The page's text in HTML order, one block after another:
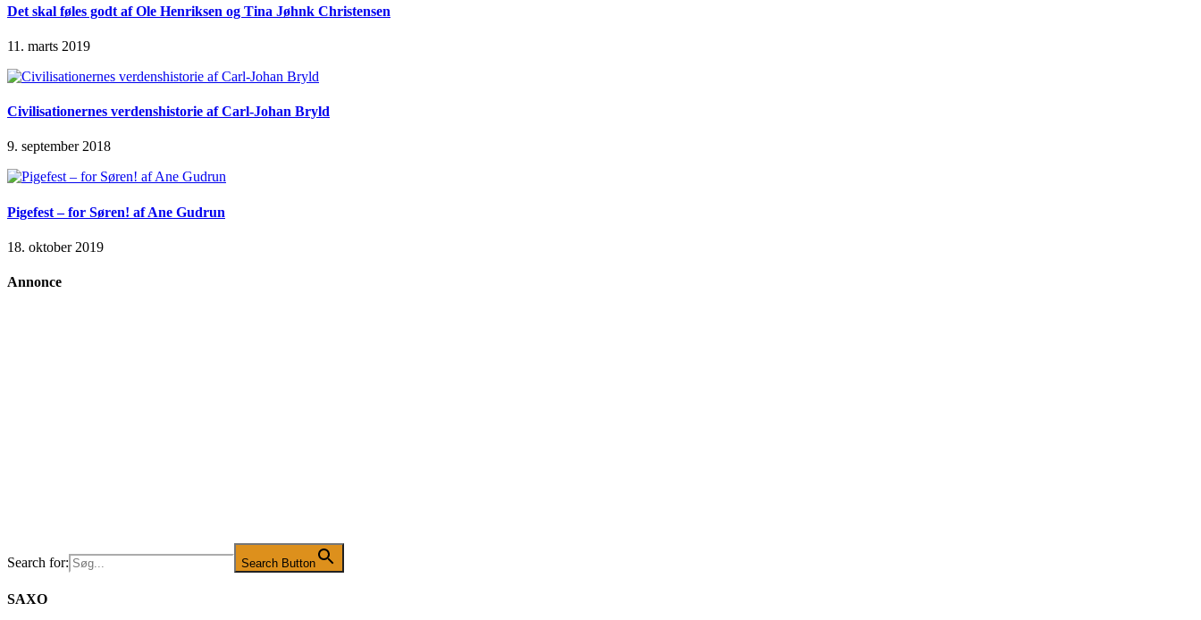
Det skal føles godt af Ole Henriksen og Tina Jøhnk Christensen
11. marts 2019
Civilisationernes verdenshistorie af Carl-Johan Bryld
9. september 2018
Pigefest – for Søren! af Ane Gudrun
18. oktober 2019
Annonce
Search for: Search Button
SAXO